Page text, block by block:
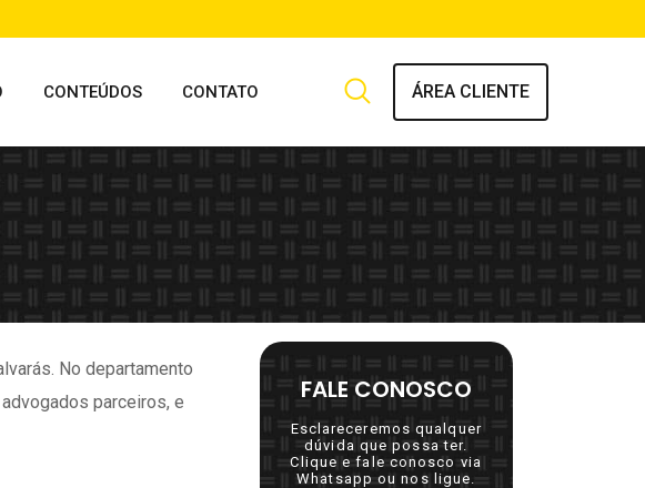
CONTEÚDOS CONTATO ÁREA CLIENTE
No departamento
parceiros, e
FALE CONOSCO
Esclareceremos qualquer
dúvida que possa ter.
Clique e fale conosco via
Whatsapp ou nos ligue.